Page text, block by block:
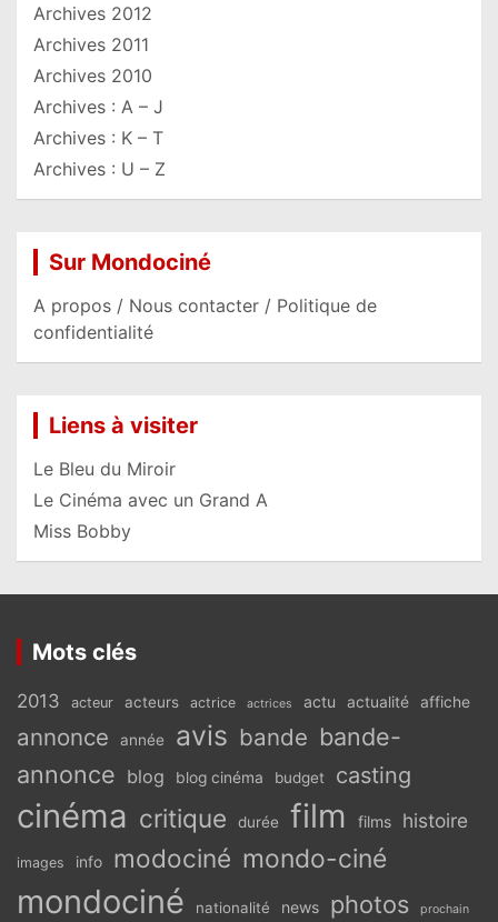
Archives 2012
Archives 2011
Archives 2010
Archives : A – J
Archives : K – T
Archives : U – Z
Sur Mondociné
A propos / Nous contacter / Politique de
confidentialité
Liens à visiter
Le Bleu du Miroir
Le Cinéma avec un Grand A
Miss Bobby
Mots clés
2013 acteur acteurs actrice actrices actu actualité affiche
annonce année avis bande bande-
annonce blog blog cinéma budget casting
cinéma critique durée film films histoire
images info modociné mondo-ciné
mondociné nationalité news photos prochain